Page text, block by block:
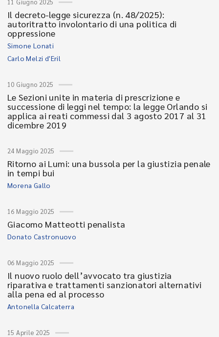
11 Giugno 2025
Il decreto-legge sicurezza (n. 48/2025):
autoritratto involontario di una politica di
oppressione
Simone Lonati
Carlo Melzi d'Eril
10 Giugno 2025
Le Sezioni unite in materia di prescrizione e
successione di leggi nel tempo: la legge Orlando si
applica ai reati commessi dal 3 agosto 2017 al 31
dicembre 2019
24 Maggio 2025
Ritorno ai Lumi: una bussola per la giustizia penale
in tempi bui
Morena Gallo
16 Maggio 2025
Giacomo Matteotti penalista
Donato Castronuovo
06 Maggio 2025
Il nuovo ruolo dell’avvocato tra giustizia
riparativa e trattamenti sanzionatori alternativi
alla pena ed al processo
Antonella Calcaterra
15 Aprile 2025